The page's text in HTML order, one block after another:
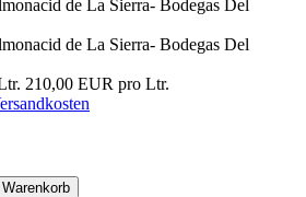
210,00 EUR pro Ltr.
Warenkorb